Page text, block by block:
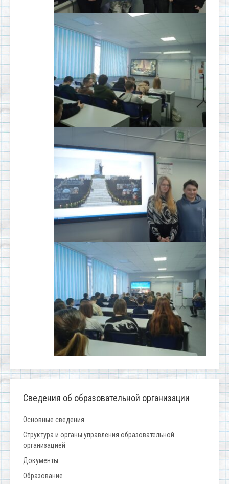
Сведения об образовательной организации
Основные сведения
Структура и органы управления образовательной
организацией
Документы
Образование